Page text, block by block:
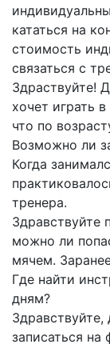
кататься на
стоимость
связаться с
Здраствуйте!
хочет играть
что по
Возможно ли
Когда
тренера.
Здравствуйте
можно ли
мячем.
Где найти
дням?
записаться на